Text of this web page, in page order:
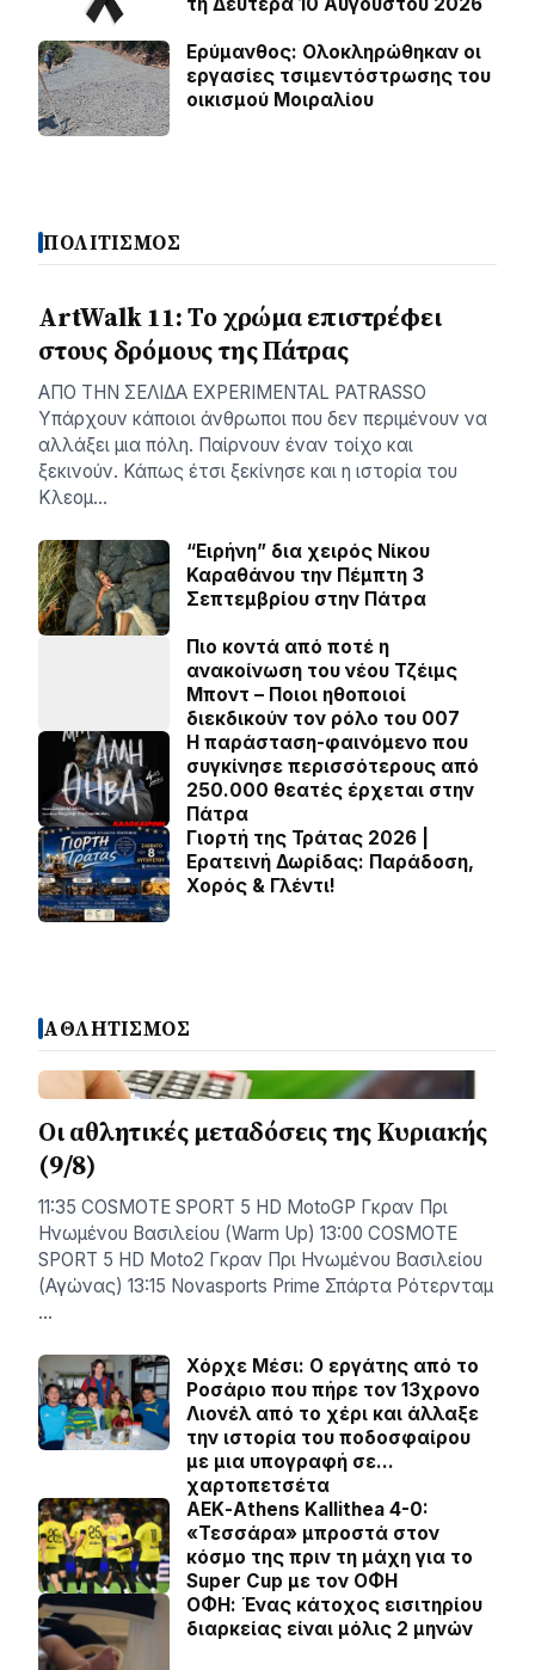
Ερύμανθος: Ολοκληρώθηκαν οι
εργασίες τσιμεντόστρωσης του
οικισμού Μοιραλίου
ΠΟΛΙΤΙΣΜΟΣ
ArtWalk 11: Το χρώμα επιστρέφει
στους δρόμους της Πάτρας
AΠΟ ΤΗΝ ΣΕΛΙΔΑ EXPERIMENTAL PATRASSO
Υπάρχουν κάποιοι άνθρωποι που δεν περιμένουν να
αλλάξει μια πόλη. Παίρνουν έναν τοίχο και
ξεκινούν. Κάπως έτσι ξεκίνησε και η ιστορία του
Κλεομ…
“Ειρήνη” δια χειρός Νίκου
Καραθάνου την Πέμπτη 3
Σεπτεμβρίου στην Πάτρα
Πιο κοντά από ποτέ η
ανακοίνωση του νέου Τζέιμς
Μποντ – Ποιοι ηθοποιοί
διεκδικούν τον ρόλο του 007
Η παράσταση-φαινόμενο που
συγκίνησε περισσότερους από
250.000 θεατές έρχεται στην
Πάτρα
Γιορτή της Τράτας 2026 |
Ερατεινή Δωρίδας: Παράδοση,
Χορός & Γλέντι!
ΑΘΛΗΤΙΣΜΟΣ
Οι αθλητικές μεταδόσεις της Κυριακής
(9/8)
11:35 COSMOTE SPORT 5 HD MotoGP Γκραν Πρι
Ηνωμένου Βασιλείου (Warm Up) 13:00 COSMOTE
SPORT 5 HD Moto2 Γκραν Πρι Ηνωμένου Βασιλείου
(Αγώνας) 13:15 Novasports Prime Σπάρτα Ρότερνταμ
…
Χόρχε Μέσι: Ο εργάτης από το
Ροσάριο που πήρε τον 13χρονο
Λιονέλ από το χέρι και άλλαξε
την ιστορία του ποδοσφαίρου
με μια υπογραφή σε…
χαρτοπετσέτα
ΑΕΚ-Athens Kallithea 4-0:
«Τεσσάρα» μπροστά στον
κόσμο της πριν τη μάχη για το
Super Cup με τον ΟΦΗ
ΟΦΗ: Ένας κάτοχος εισιτηρίου
διαρκείας είναι μόλις 2 μηνών